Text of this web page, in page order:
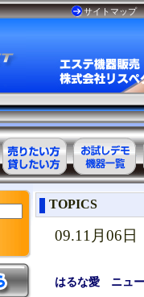
サイトマップ
ステ美容用
レンタル可
商品一覧
お試しデモ可
能機器一覧
TOPICS
09.11月06日
はるな愛 ニュー